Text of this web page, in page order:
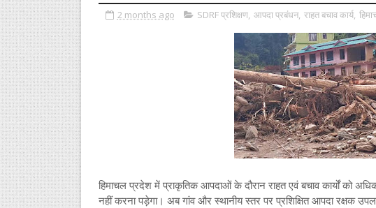
2 months ago SDRF प्रशिक्षण, आपदा प्रबंधन, राहत बचाव कार्य,
हिमाचल प्रदेश में प्राकृतिक आपदाओं के दौरान राहत एवं बचाव कार्यों को
नहीं करना पड़ेगा। अब गांव और स्थानीय स्तर पर प्रशिक्षित आपदा रक्षक